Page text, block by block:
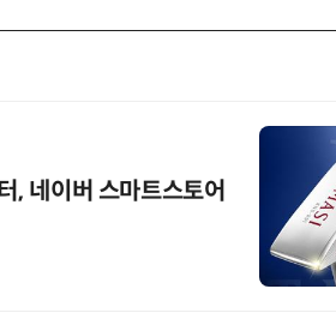
네이버 스마트스토어